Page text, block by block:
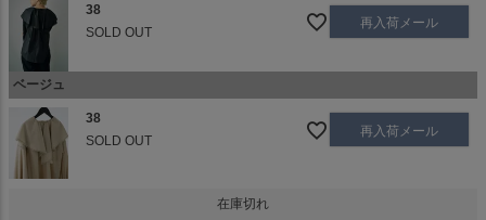
38
SOLD OUT
再入荷メール
ベージュ
38
SOLD OUT
再入荷メール
在庫切れ